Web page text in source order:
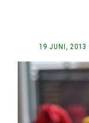
19 JUNI, 2013